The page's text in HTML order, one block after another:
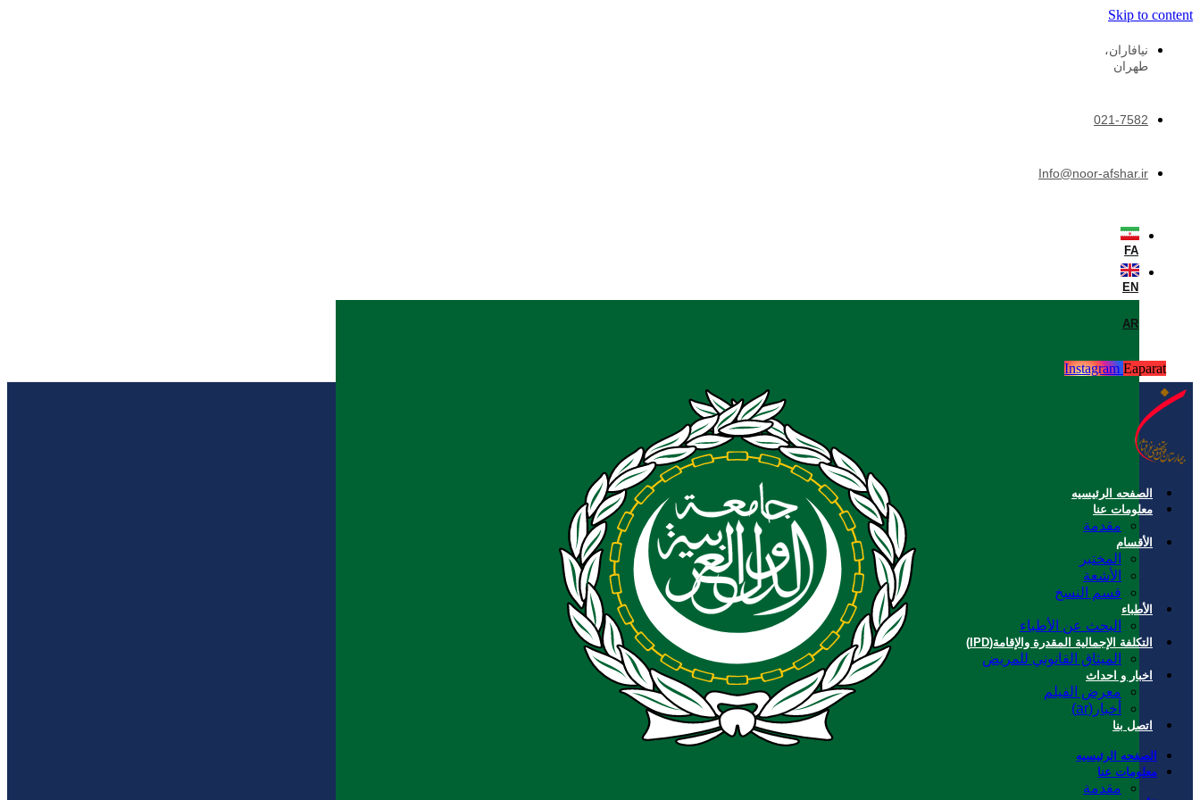
Skip to content
نيافاران،
طهران
021-7582
Info@noor-afshar.ir
FA
EN
AR
Instagram Eaparat
الصفحه الرئیسیه
معلومات عنا
مقدمة
الأقسام
المختبر
الأشعة
قسم النسخ
الأطباء
البحث عن الأطباء
التكلفة الإجمالية المقدرة والإقامة(IPD)
الميثاق القانوني للمريض
اخبار و احداث
معرض الفيلم
أخبار(ar)
اتصل بنا
الصفحه الرئیسیه
معلومات عنا
مقدمة